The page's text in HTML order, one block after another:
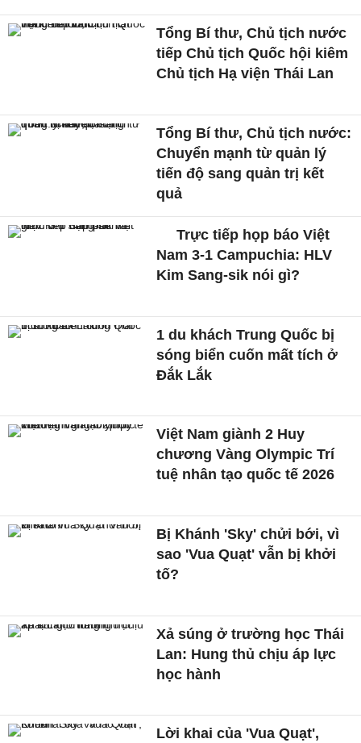
Tổng Bí thư, Chủ tịch nước
tiếp Chủ tịch Quốc hội kiêm
Chủ tịch Hạ viện Thái Lan
Tổng Bí thư, Chủ tịch nước:
Chuyển mạnh từ quản lý
tiến độ sang quản trị kết
quả
Trực tiếp họp báo Việt
Nam 3-1 Campuchia: HLV
Kim Sang-sik nói gì?
1 du khách Trung Quốc bị
sóng biển cuốn mất tích ở
Đắk Lắk
Việt Nam giành 2 Huy
chương Vàng Olympic Trí
tuệ nhân tạo quốc tế 2026
Bị Khánh 'Sky' chửi bới, vì
sao 'Vua Quạt' vẫn bị khởi
tố?
Xả súng ở trường học Thái
Lan: Hung thủ chịu áp lực
học hành
Lời khai của 'Vua Quạt',